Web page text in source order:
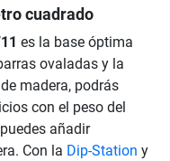
cuadrado
es la base óptima
ovaladas y la
madera, podrás
con el peso del
añadir
Con la Dip-Station y